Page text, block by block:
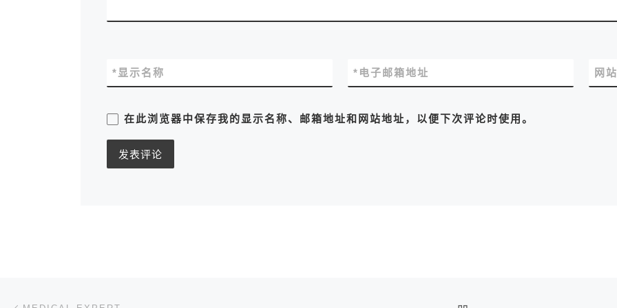
显示名称
* 电子邮箱地址
* 网
在此浏览器中保存我的显示名称、邮箱地址和网站地址，以便下次评论时使用。
文章导航